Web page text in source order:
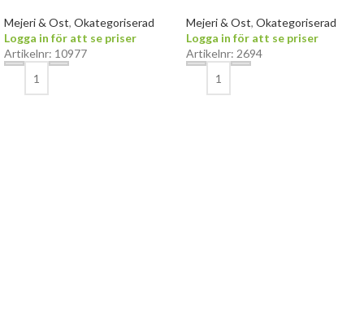
Mejeri & Ost, Okategoriserad
Logga in för att se priser
Artikelnr: 10977
Mejeri & Ost, Okategoriserad
Logga in för att se priser
Artikelnr: 2694